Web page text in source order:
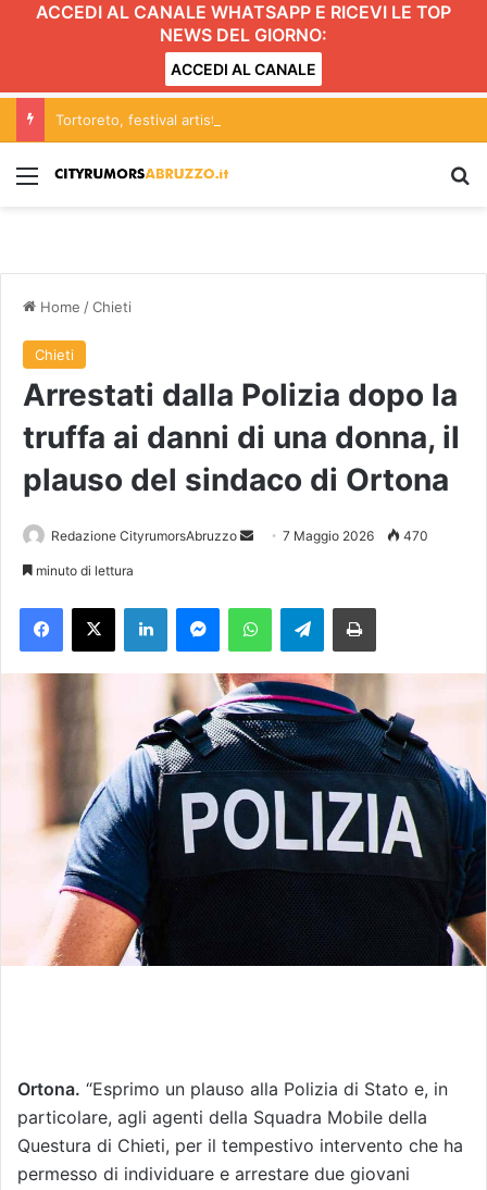
ACCEDI AL CANALE WHATSAPP E RICEVI LE TOP
NEWS DEL GIORNO:
ACCEDI AL CANALE
Menu
Home /Chieti
Chieti
Arrestati dalla Polizia dopo la
truffa ai danni di una donna, il
plauso del sindaco di Ortona
Redazione CityrumorsAbruzzo
a
n
'
e
m
a
l
7 Maggio 2026 470
minuto di lettura
Telegram
Ortona. “Esprimo un plauso alla Polizia di Stato e, in
particolare, agli agenti della Squadra Mobile della
Questura di Chieti, per il tempestivo intervento che ha
permesso di individuare e arrestare due giovani